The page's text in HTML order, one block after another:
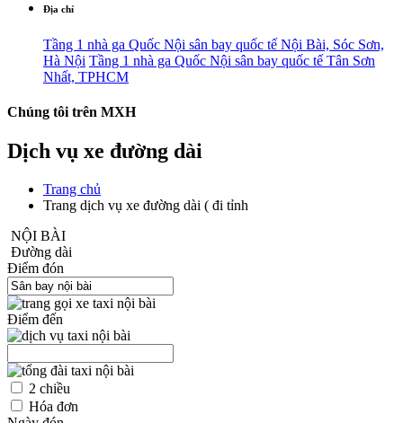
Địa chỉ
Tầng 1 nhà ga Quốc Nội sân bay quốc tế Nội Bài, Sóc Sơn,
Hà Nội Tầng 1 nhà ga Quốc Nội sân bay quốc tế Tân Sơn
Nhất, TPHCM
Chúng tôi trên MXH
Dịch vụ xe đường dài
Trang chủ
Trang dịch vụ xe đường dài ( đi tỉnh
NỘI BÀI
Đường dài
Điểm đón
Điểm đến
2 chiều
Hóa đơn